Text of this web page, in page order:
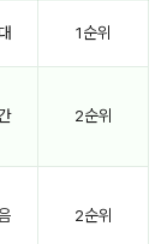
1순위
2순위
2순위